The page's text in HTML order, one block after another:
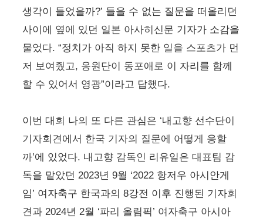
생각이 들었을까?’ 들을 수 없는 질문을 떠올리던
사이에 옆에 있던 일본 아사히신문 기자가 소감을
물었다. “정치가 아직 하지 못한 일을 스포츠가 먼
저 보여줬고, 응원단이 동포애로 이 자리를 함께
할 수 있어서 영광”이라고 답했다.
이번 대회 나의 또 다른 관심은 ‘내고향 선수단이
기자회견에서 한국 기자의 질문에 어떻게 응할
까’에 있었다. 내고향 감독인 리유일은 대표팀 감
독을 맡았던 2023년 9월 ‘2022 항저우 아시안게
임’ 여자축구 한국과의 8강전 이후 진행된 기자회
견과 2024년 2월 ‘파리 올림픽’ 여자축구 아시아